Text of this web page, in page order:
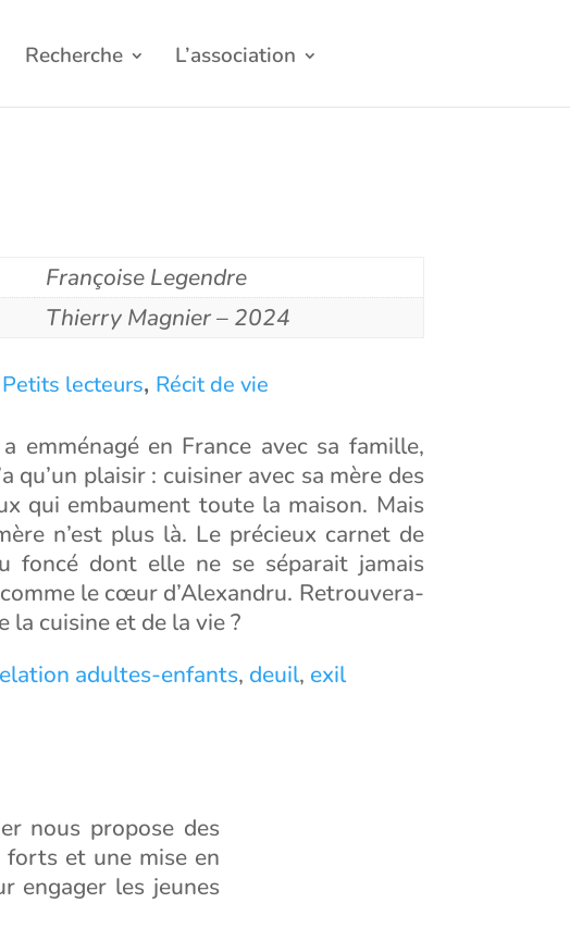
Recherche L’association
Françoise Legendre
Thierry Magnier – 2024
Petits lecteurs, Récit de vie
emménagé en France avec sa famille,
qu’un plaisir : cuisiner avec sa mère des
qui embaument toute la maison. Mais
n’est plus là. Le précieux carnet de
foncé dont elle ne se séparait jamais
le cœur d’Alexandru. Retrouvera-
la cuisine et de la vie ?
adultes-enfants, deuil, exil
nous propose des
et une mise en
engager les jeunes